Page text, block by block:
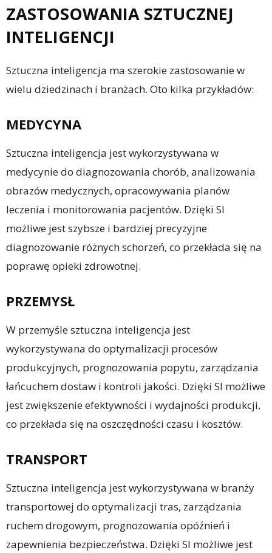
ZASTOSOWANIA SZTUCZNEJ
INTELIGENCJI
Sztuczna inteligencja ma szerokie zastosowanie w
wielu dziedzinach i branżach. Oto kilka przykładów:
MEDYCYNA
Sztuczna inteligencja jest wykorzystywana w
medycynie do diagnozowania chorób, analizowania
obrazów medycznych, opracowywania planów
leczenia i monitorowania pacjentów. Dzięki SI
możliwe jest szybsze i bardziej precyzyjne
diagnozowanie różnych schorzeń, co przekłada się na
poprawę opieki zdrowotnej.
PRZEMYSŁ
W przemyśle sztuczna inteligencja jest
wykorzystywana do optymalizacji procesów
produkcyjnych, prognozowania popytu, zarządzania
łańcuchem dostaw i kontroli jakości. Dzięki SI możliwe
jest zwiększenie efektywności i wydajności produkcji,
co przekłada się na oszczędności czasu i kosztów.
TRANSPORT
Sztuczna inteligencja jest wykorzystywana w branży
transportowej do optymalizacji tras, zarządzania
ruchem drogowym, prognozowania opóźnień i
zapewnienia bezpieczeństwa. Dzięki SI możliwe jest